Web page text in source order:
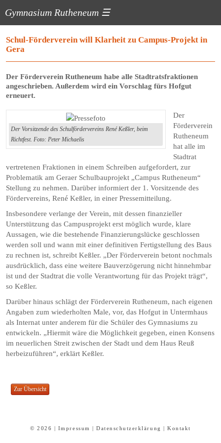
Gymnasium Rutheneum ☰
Schul-Förderverein will Klarheit zu Campus-Projekt in
Gera
Der Förderverein Rutheneum habe alle Stadtratsfraktionen
angeschrieben. Außerdem wird ein Vorschlag fürs Hofgut
erneuert.
Der Vorsitzende des Schulfördervereins René Keßler, beim
Richtfest. Foto: Peter Michaelis
Der
Förderverein
Rutheneum
hat alle im
Stadtrat
vertretenen Fraktionen in einem Schreiben aufgefordert, zur
Problematik am Geraer Schulbauprojekt „Campus Rutheneum“
Stellung zu nehmen. Darüber informiert der 1. Vorsitzende des
Fördervereins, René Keßler, in einer Pressemitteilung.
Insbesondere verlange der Verein, mit dessen finanzieller
Unterstützung das Campusprojekt erst möglich wurde, klare
Aussagen, wie die bestehende Finanzierungslücke geschlossen
werden soll und wann mit einer definitiven Fertigstellung des Baus
zu rechnen ist, schreibt Keßler. „Der Förderverein betont nochmals
ausdrücklich, dass eine weitere Bauverzögerung nicht hinnehmbar
ist und der Stadtrat die volle Verantwortung für das Projekt trägt“,
so Keßler.
Darüber hinaus schlägt der Förderverein Rutheneum, nach eigenen
Angaben zum wiederholten Male, vor, das Hofgut in Untermhaus
als Internat unter anderem für die Schüler des Gymnasiums zu
entwickeln. „Hiermit wäre die Möglichkeit gegeben, einen Konsens
im neuerlichen Streit zwischen der Stadt und dem Haus Reuß
herbeizuführen“, erklärt Keßler.
© 2026 | Impressum |Datenschutzerklärung |Kontakt